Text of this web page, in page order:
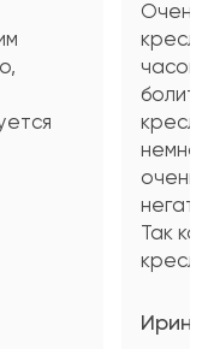
Очень
часов
болит,
очень
Так
Ирина